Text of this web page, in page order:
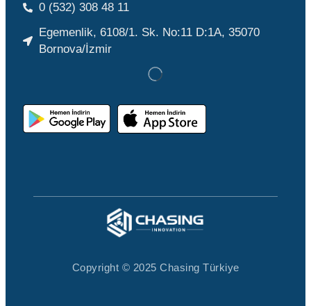
0 (532) 308 48 11
Egemenlik, 6108/1. Sk. No:11 D:1A, 35070
Bornova/İzmir
Copyright © 2025 Chasing Türkiye